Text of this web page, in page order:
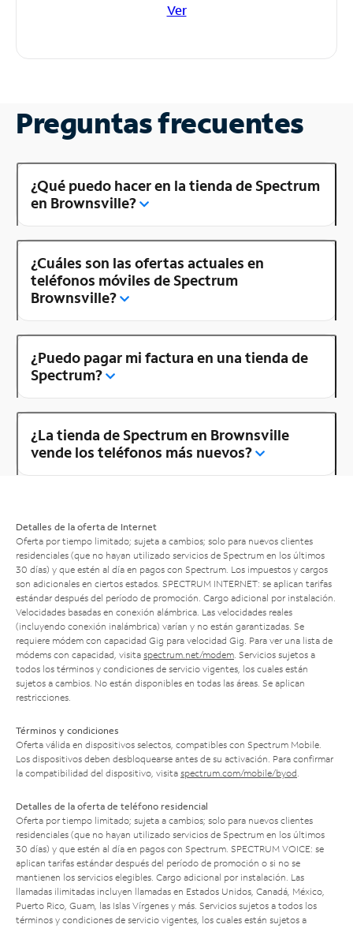
Ver
Preguntas frecuentes
¿Qué puedo hacer en la tienda de Spectrum
en Brownsville?
¿Cuáles son las ofertas actuales en
teléfonos móviles de Spectrum
Brownsville?
¿Puedo pagar mi factura en una tienda de
Spectrum?
¿La tienda de Spectrum en Brownsville
vende los teléfonos más nuevos?
Detalles de la oferta de Internet
Oferta por tiempo limitado; sujeta a cambios; solo para nuevos clientes
residenciales (que no hayan utilizado servicios de Spectrum en los últimos
30 días) y que estén al día en pagos con Spectrum. Los impuestos y cargos
son adicionales en ciertos estados. SPECTRUM INTERNET: se aplican tarifas
estándar después del período de promoción. Cargo adicional por instalación.
Velocidades basadas en conexión alámbrica. Las velocidades reales
(incluyendo conexión inalámbrica) varían y no están garantizadas. Se
requiere módem con capacidad Gig para velocidad Gig. Para ver una lista de
módems con capacidad, visita spectrum.net/modem . Servicios sujetos a
todos los términos y condiciones de servicio vigentes, los cuales están
sujetos a cambios. No están disponibles en todas las áreas. Se aplican
restricciones.
Términos y condiciones
Oferta válida en dispositivos selectos, compatibles con Spectrum Mobile.
Los dispositivos deben desbloquearse antes de su activación. Para confirmar
la compatibilidad del dispositivo, visita spectrum.com/mobile/byod
Detalles de la oferta de teléfono residencial
Oferta por tiempo limitado; sujeta a cambios; solo para nuevos clientes
residenciales (que no hayan utilizado servicios de Spectrum en los últimos
30 días) y que estén al día en pagos con Spectrum. SPECTRUM VOICE: se
aplican tarifas estándar después del período de promoción o si no se
mantienen los servicios elegibles. Cargo adicional por instalación. Las
llamadas ilimitadas incluyen llamadas en Estados Unidos, Canadá, México,
Puerto Rico, Guam, las Islas Vírgenes y más. Servicios sujetos a todos los
términos y condiciones de servicio vigentes, los cuales están sujetos a